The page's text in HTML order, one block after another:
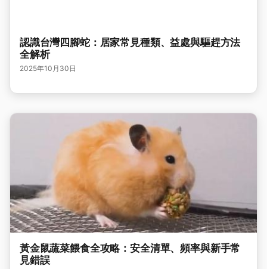
認識台灣四腳蛇：居家常見種類、益處與驅趕方法
全解析
2025年10月30日
黃金鼠蔬菜餵食全攻略：安全清單、頻率與新手常
見錯誤